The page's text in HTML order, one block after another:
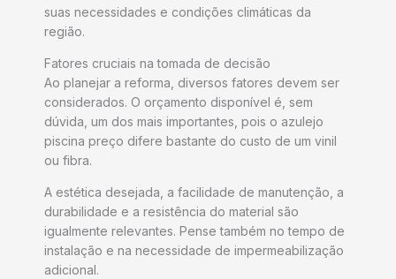
suas necessidades e condições climáticas da
região.
Fatores cruciais na tomada de decisão
Ao planejar a reforma, diversos fatores devem ser
considerados. O orçamento disponível é, sem
dúvida, um dos mais importantes, pois o azulejo
piscina preço difere bastante do custo de um vinil
ou fibra.
A estética desejada, a facilidade de manutenção, a
durabilidade e a resistência do material são
igualmente relevantes. Pense também no tempo de
instalação e na necessidade de impermeabilização
adicional.